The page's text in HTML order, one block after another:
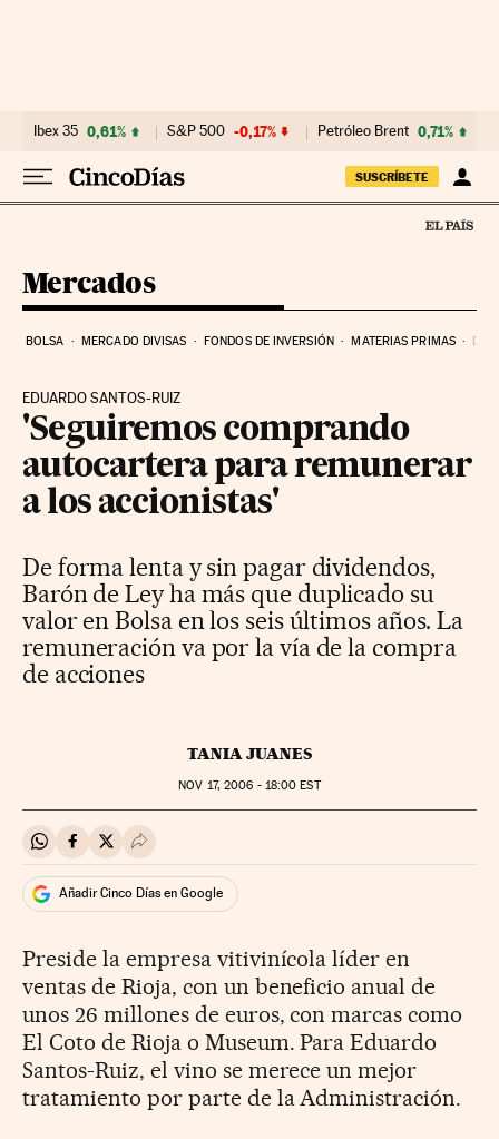
Ibex 35 0,61% S&P 500 -0,17% Petróleo Brent 0,71%
SUSCRÍBETE
Mercados
BOLSA MERCADO DIVISAS FONDOS DE INVERSIÓN MATERIAS PRIMAS
EDUARDO SANTOS-RUIZ
'Seguiremos comprando
autocartera para remunerar
a los accionistas'
De forma lenta y sin pagar dividendos,
Barón de Ley ha más que duplicado su
valor en Bolsa en los seis últimos años. La
remuneración va por la vía de la compra
de acciones
TANIA JUANES
NOV 17, 2006 - 18:00 EST
Compartir en Whatsapp
Compartir en Facebook
Compartir en Twitter
Desplegar Redes Sociales
Añadir Cinco Días en Google
Preside la empresa vitivinícola líder en
ventas de Rioja, con un beneficio anual de
unos 26 millones de euros, con marcas como
El Coto de Rioja o Museum. Para Eduardo
Santos-Ruiz, el vino se merece un mejor
tratamiento por parte de la Administración.